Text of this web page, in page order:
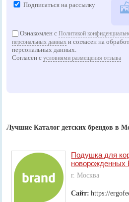
Подписаться на рассылку
Ознакомлен сПолитикой
персональных данных и согласен на
персональных данных.
Согласен сусловиями размещения отзыва
Лучшие Каталог детских брендов в
Подушка для
новорожденных
г. Москва
Сайт: https://